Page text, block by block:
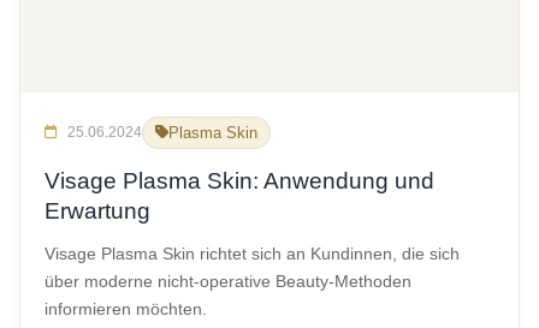
25.06.2024 Plasma Skin
Visage Plasma Skin: Anwendung und
Erwartung
Visage Plasma Skin richtet sich an Kundinnen, die sich
über moderne nicht-operative Beauty-Methoden
informieren möchten.